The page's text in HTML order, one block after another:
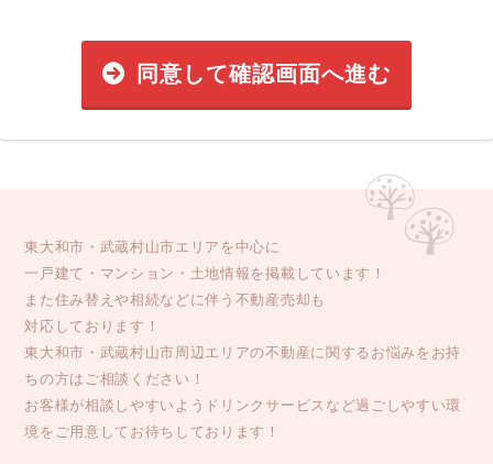
同意して確認画面へ進む
東大和市・武蔵村山市エリアを中心に
一戸建て・マンション・土地情報を掲載しています！
また住み替えや相続などに伴う不動産売却も
対応しております！
東大和市・武蔵村山市周辺エリアの不動産に関するお悩みをお持
ちの方はご相談ください！
お客様が相談しやすいようドリンクサービスなど過ごしやすい環
境をご用意してお待ちしております！